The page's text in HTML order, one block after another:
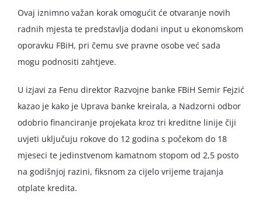
Ovaj iznimno važan korak omogućit će otvaranje novih
radnih mjesta te predstavlja dodani input u ekonomskom
oporavku FBiH, pri čemu sve pravne osobe već sada
mogu podnositi zahtjeve.
U izjavi za Fenu direktor Razvojne banke FBiH Semir Fejzić
kazao je kako je Uprava banke kreirala, a Nadzorni odbor
odobrio financiranje projekata kroz tri kreditne linije čiji
uvjeti uključuju rokove do 12 godina s počekom do 18
mjeseci te jedinstvenom kamatnom stopom od 2,5 posto
na godišnjoj razini, fiksnom za cijelo vrijeme trajanja
otplate kredita.